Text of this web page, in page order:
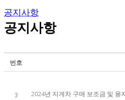
공지사항
공지사항
번호
3 2024년 지게차 구매 보조금 및 융